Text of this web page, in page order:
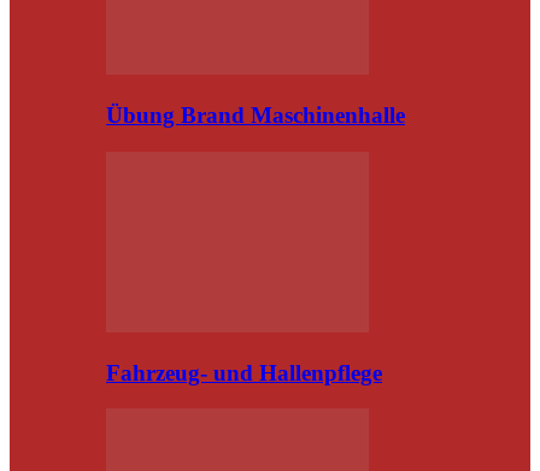
Übung Brand Maschinenhalle
Fahrzeug- und Hallenpflege